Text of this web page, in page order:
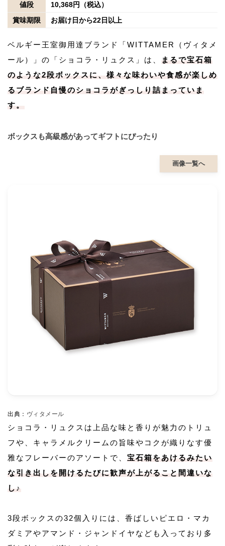
値段
10,368円（税込）
賞味期限
お届け日から22日以上
ベルギー王室御用達ブランド「WITTAMER（ヴィタメ
ール）」の「ショコラ・リュクス」は、
まるで宝石箱
のような2段ボックスに、様々な味わいや食感が楽しめ
るブランド自慢のショコラがぎっしり詰まっていま
す。
ボックスも高級感があってギフトにぴったり
画像一覧へ
出典： ヴィタメール
ショコラ・リュクスは上品な味と香りが魅力のトリュ
フや、キャラメルクリームの旨味やコクが織りなす優
雅なフレーバーのアソートで、 宝石箱をあけるみたい
な引き出しを開けるたびに歓声が上がること間違いな
し♪
3段ボックスの32個入りには、香ばしいピエロ・マカ
ダミアやアマンド・ジャンドイヤなども入っており多